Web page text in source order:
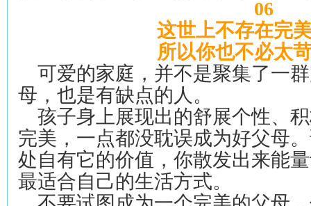
06
这世上不存在完
所以你也不必太
可爱的家庭，并不是聚集了一
母，也是有缺点的人。
孩子身上展现出的舒展个性、
完美，一点都没耽误成为好父母
处自有它的价值，你散发出来能
最适合自己的生活方式。